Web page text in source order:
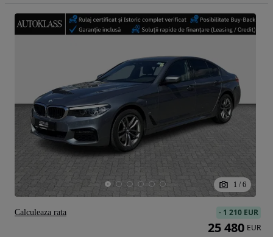
1 / 6
- 1 210 EUR
25 480 EUR
Calculeaza rata